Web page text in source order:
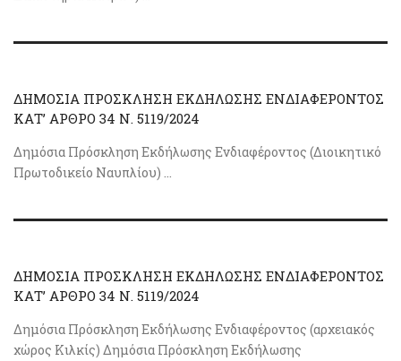
ΔΗΜΟΣΙΑ ΠΡΟΣΚΛΗΣΗ ΕΚΔΗΛΩΣΗΣ ΕΝΔΙΑΦΕΡΟΝΤΟΣ
ΚΑΤ’ ΑΡΘΡΟ 34 Ν. 5119/2024
Δημόσια Πρόσκληση Εκδήλωσης Ενδιαφέροντος (Διοικητικό
Πρωτοδικείο Ναυπλίου) ...
ΔΗΜΟΣΙΑ ΠΡΟΣΚΛΗΣΗ ΕΚΔΗΛΩΣΗΣ ΕΝΔΙΑΦΕΡΟΝΤΟΣ
ΚΑΤ’ ΑΡΘΡΟ 34 Ν. 5119/2024
Δημόσια Πρόσκληση Εκδήλωσης Ενδιαφέροντος (αρχειακός
χώρος Κιλκίς) Δημόσια Πρόσκληση Εκδήλωσης